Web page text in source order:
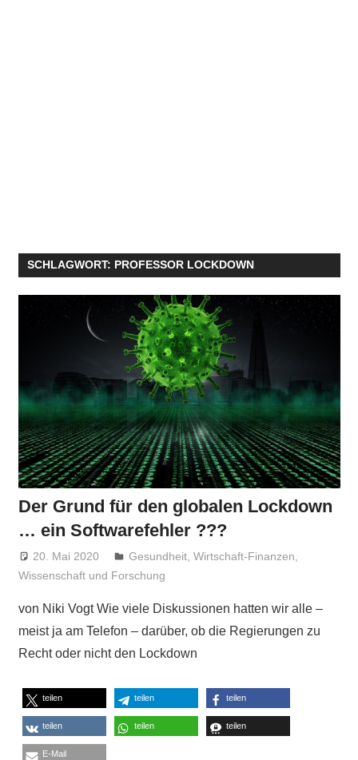
SCHLAGWORT: PROFESSOR LOCKDOWN
Der Grund für den globalen Lockdown
… ein Softwarefehler ???
20. Mai 2020 Niki Vogt
Gesundheit,Wirtschaft-Finanzen,
Wissenschaft und Forschung
von Niki Vogt Wie viele Diskussionen hatten wir alle –
meist ja am Telefon – darüber, ob die Regierungen zu
Recht oder nicht den Lockdown
teilen teilen teilen
teilen teilen teilen
E-Mail